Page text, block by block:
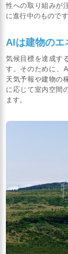
性への取り組みが
に進行中のものです
AIは建物のエ
気候目標を達成す
す。そのために、
天気予報や建物の
に応じて室内空間
ます。